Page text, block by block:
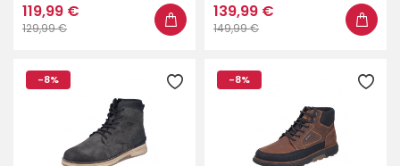
119,99 €
129,99 €
139,99 €
149,99 €
-8% -8%